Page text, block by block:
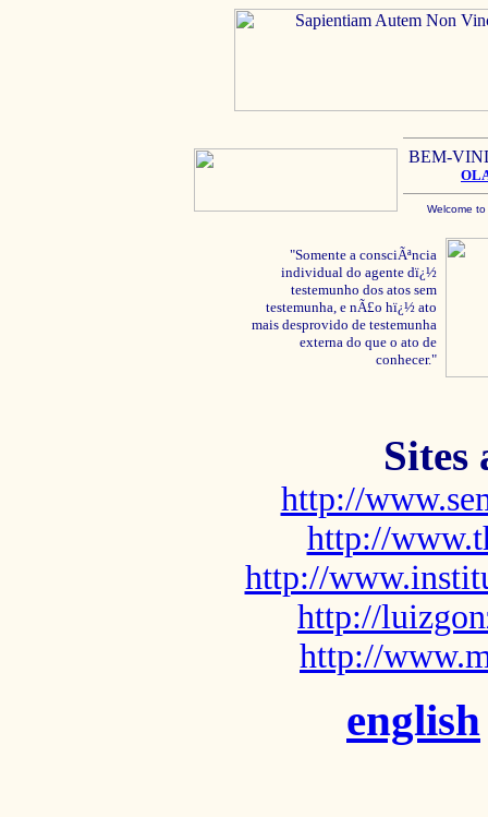
BEM-
Welcome
"Somente a consciÃªncia
individual do agente dï¿½
testemunho dos atos sem
testemunha, e nÃ£o hï¿½ ato
mais desprovido de testemunha
externa do que o ato de
conhecer."
Sites
http://
http://
http://
http://
http://
english